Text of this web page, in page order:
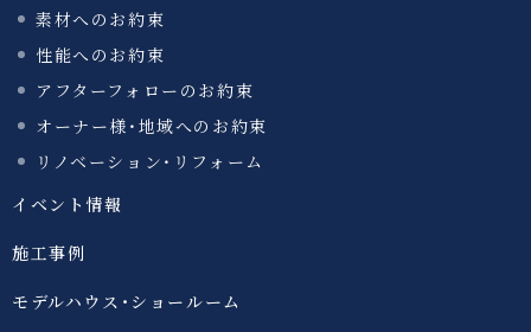
素材へのお約束
性能へのお約束
アフターフォローのお約束
オーナー様・地域へのお約束
リノベーション・リフォーム
イベント情報
施工事例
モデルハウス・ショールーム